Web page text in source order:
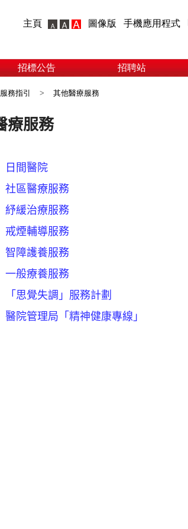
主頁 圖像版 手機應用程式
招標公告 招聘站
服務指引 > 其他醫療服務